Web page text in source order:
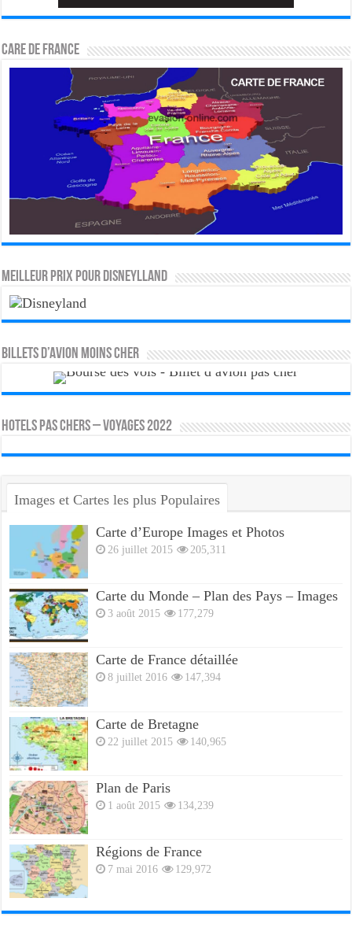
CARE DE FRANCE
MEILLEUR PRIX POUR DISNEYLLAND
Billets d’avion moins cher
HOTELS PAS CHERS – VOYAGES 2022
Images et Cartes les plus Populaires
Carte d’Europe Images et Photos
26 juillet 2015 205,311
Carte du Monde – Plan des Pays – Images
3 août 2015 177,279
Carte de France détaillée
8 juillet 2016 147,394
Carte de Bretagne
22 juillet 2015 140,965
Plan de Paris
1 août 2015 134,239
Régions de France
7 mai 2016 129,972